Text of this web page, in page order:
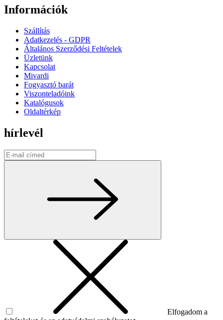
Információk
Szállítás
Adatkezelés - GDPR
Általános Szerződési Feltételek
Üzletünk
Kapcsolat
Mivardi
Fogyasztó barát
Viszonteladóink
Katalógusok
Oldaltérkép
hírlevél
Elfogadom a